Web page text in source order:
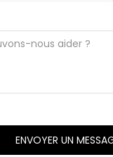
ENVOYER UN